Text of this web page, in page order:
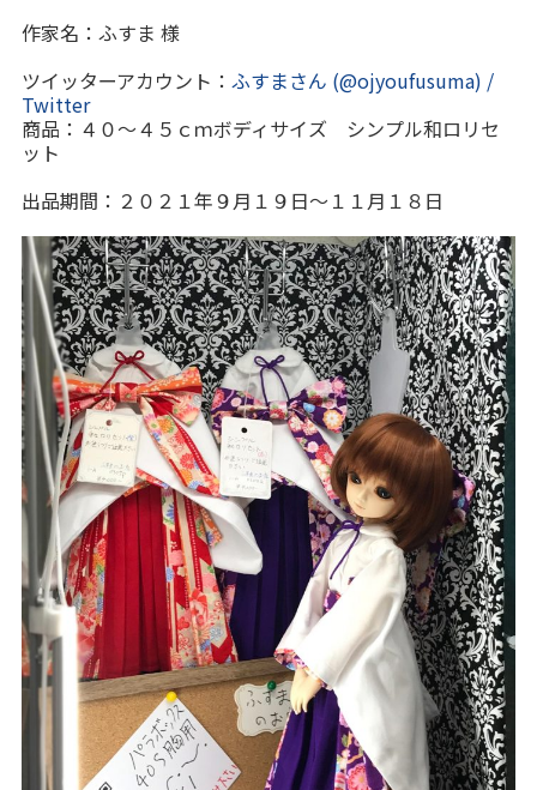
作家名：ふすま 様
ツイッターアカウント：ふすまさん (@ojyoufusuma) /
Twitter
商品：４０～４５ｃｍボディサイズ シンプル和ロリセ
ット
出品期間：２０２１年９月１９日～１１月１８日